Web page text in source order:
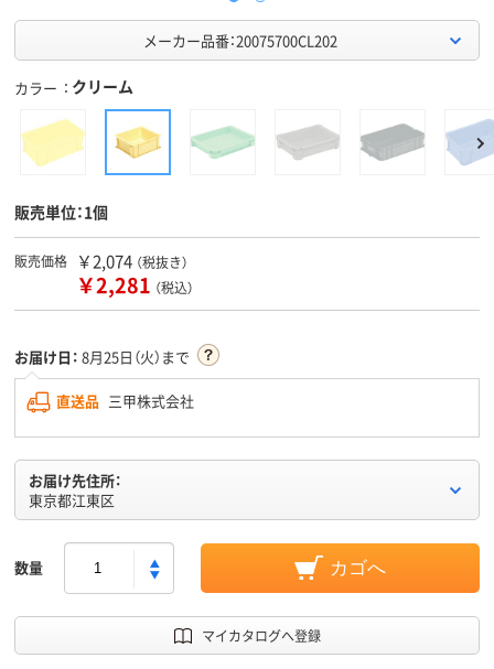
メーカー品番：20075700CL202
カラー クリーム
販売単位：1個
販売価格 ￥2,074 （税抜き）
￥2,281 （税込）
お届け日： 8月25日（火）まで
直送品 三甲株式会社
お届け先住所：
東京都江東区
数量 カゴへ
マイカタログへ登録